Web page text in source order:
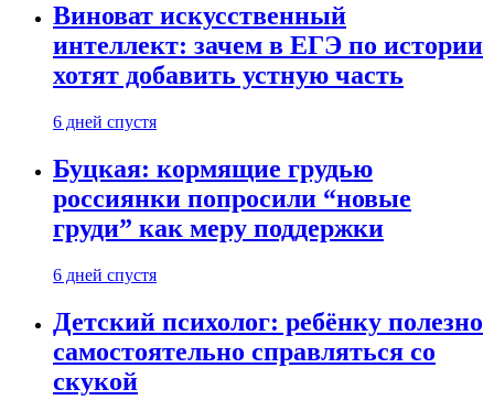
Виноват искусственный
интеллект: зачем в ЕГЭ по истории
хотят добавить устную часть
6 дней спустя
Буцкая: кормящие грудью
россиянки попросили “новые
груди” как меру поддержки
6 дней спустя
Детский психолог: ребёнку полезно
самостоятельно справляться со
скукой